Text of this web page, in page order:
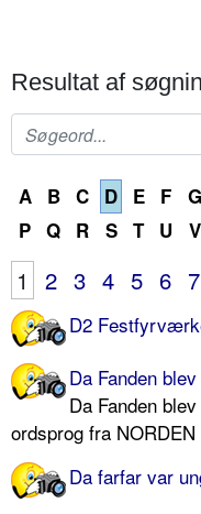
Resultat af
A B C D E F G
P Q R S T U V
1 2 3 4 5 6 7
D2
Da Fanden
Da Fanden
ordsprog fra NORDEN
Da farfar var